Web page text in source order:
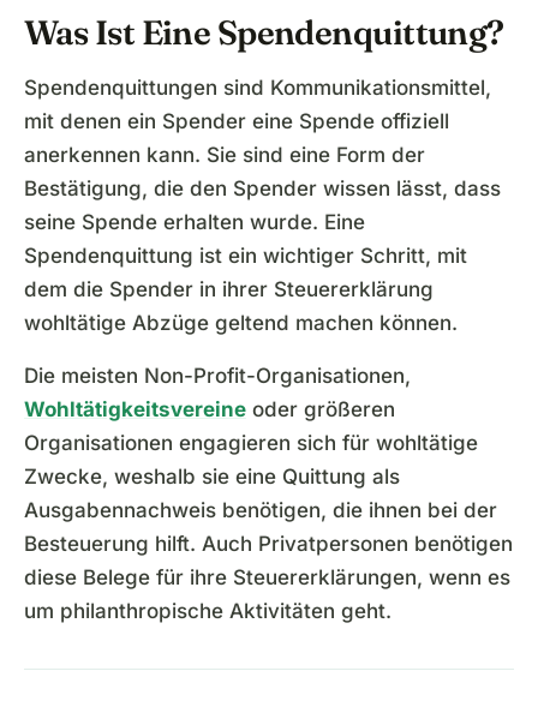
Was Ist Eine Spendenquittung?
Spendenquittungen sind Kommunikationsmittel,
mit denen ein Spender eine Spende offiziell
anerkennen kann. Sie sind eine Form der
Bestätigung, die den Spender wissen lässt, dass
seine Spende erhalten wurde. Eine
Spendenquittung ist ein wichtiger Schritt, mit
dem die Spender in ihrer Steuererklärung
wohltätige Abzüge geltend machen können.
Die meisten Non-Profit-Organisationen,
Wohltätigkeitsvereine oder größeren
Organisationen engagieren sich für wohltätige
Zwecke, weshalb sie eine Quittung als
Ausgabennachweis benötigen, die ihnen bei der
Besteuerung hilft. Auch Privatpersonen benötigen
diese Belege für ihre Steuererklärungen, wenn es
um philanthropische Aktivitäten geht.